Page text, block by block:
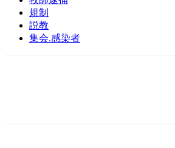
規制
説教
集会.感染者